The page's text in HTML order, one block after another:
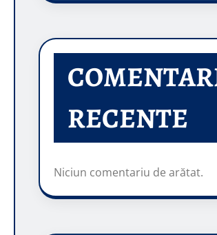
RECENTE
Niciun comentariu de arătat.